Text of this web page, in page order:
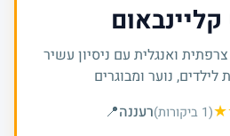
ואנגלית עם ניסיון עשיר
נוער ומבוגרים
(1 ביקורות)★ רעננה📍